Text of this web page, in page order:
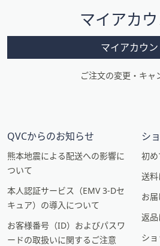
ン
マイアカ
マイアカウン
ご注文の変更・キャ
QVCからのお知らせ
熊本地震による配送への影響に
ついて
本人認証サービス（EMV 3-Dセ
キュア）の導入について
お客様番号（ID）およびパスワ
ードの取扱いに関するご注意
シ
初
送
お
返
シ